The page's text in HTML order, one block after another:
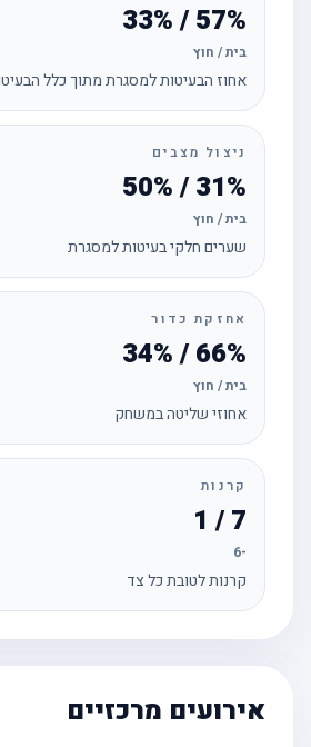
57% / 33%
בית / חוץ
אחוז הבעיטות למסגרת מתוך כלל הבעיטות
ניצול מצבים
31% / 50%
בית / חוץ
שערים חלקי בעיטות למסגרת
אחזקת כדור
66% / 34%
בית / חוץ
אחוזי שליטה במשחק
קרנות
קרנות לטובת כל צד
אירועים מרכזיים